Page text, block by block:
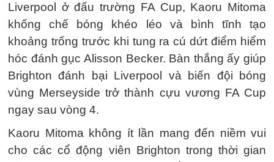
Liverpool ở đấu trường FA Cup, Kaoru Mitoma
khống chế bóng khéo léo và bình tĩnh tạo
khoảng trống trước khi tung ra cú dứt điểm hiểm
hóc đánh gục Alisson Becker. Bàn thắng ấy giúp
Brighton đánh bại Liverpool và biến đội bóng
vùng Merseyside trở thành cựu vương FA Cup
ngay sau vòng 4.
Kaoru Mitoma không ít lần mang đến niềm vui
cho các cổ động viên Brighton trong thời gian